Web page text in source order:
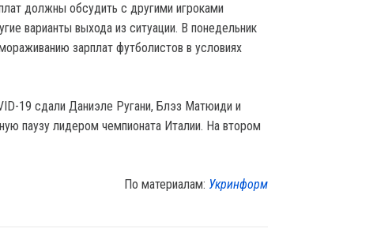
должны обсудить с другими игроками
варианты выхода из ситуации. В понедельник
зарплат футболистов в условиях
19 сдали Даниэле Ругани, Блэз Матюиди и
паузу лидером чемпионата Италии. На втором
По материалам: Укринформ